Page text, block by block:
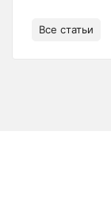
Все статьи